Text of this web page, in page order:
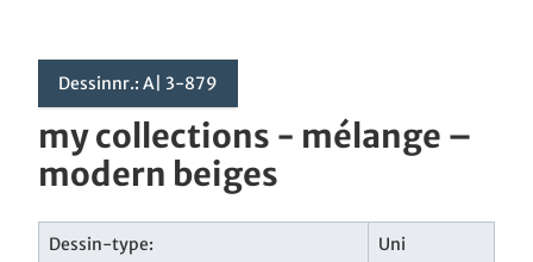
Dessinnr.: A| 3-879
my collections - mélange –
modern beiges
Dessin-type: Uni